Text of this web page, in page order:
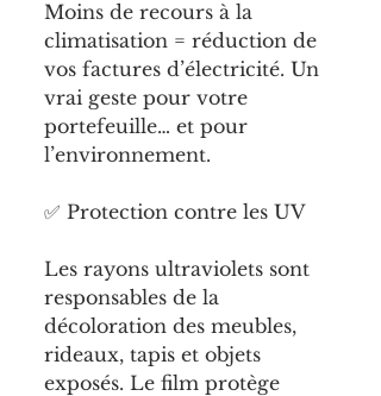
Moins de recours à la
climatisation = réduction de
vos factures d’électricité. Un
vrai geste pour votre
portefeuille… et pour
l’environnement.
✅ Protection contre les UV
Les rayons ultraviolets sont
responsables de la
décoloration des meubles,
rideaux, tapis et objets
exposés. Le film protège